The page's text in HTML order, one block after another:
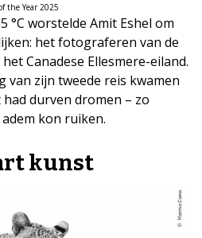
the Year 2025
°C worstelde Amit Eshel om
het fotograferen van de
Canadese Ellesmere-eiland.
van zijn tweede reis kwamen
durven dromen – zo
kon ruiken.
kunst